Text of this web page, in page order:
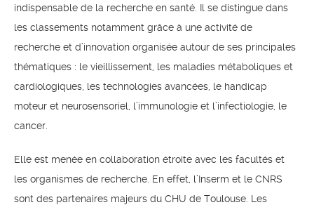
indispensable de la recherche en santé. Il se distingue dans
les classements notamment grâce à une activité de
recherche et d’innovation organisée autour de ses principales
thématiques : le vieillissement, les maladies métaboliques et
cardiologiques, les technologies avancées, le handicap
moteur et neurosensoriel, l’immunologie et l’infectiologie, le
cancer.
Elle est menée en collaboration étroite avec les facultés et
les organismes de recherche. En effet, l’Inserm et le CNRS
sont des partenaires majeurs du CHU de Toulouse. Les